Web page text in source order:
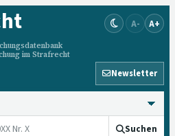
im Strafrecht
A- A+
Newsletter
Suchen